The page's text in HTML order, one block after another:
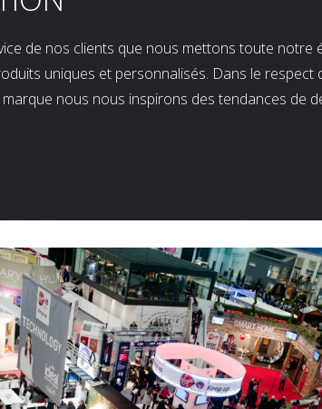
de nos clients que nous mettons toute notre
uniques et personnalisés. Dans le respect
marque nous nous inspirons des tendances de